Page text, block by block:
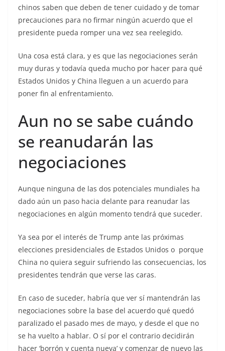
chinos saben que deben de tener cuidado y de tomar
precauciones para no firmar ningún acuerdo que el
presidente pueda romper una vez sea reelegido.
Una cosa está clara, y es que las negociaciones serán
muy duras y todavía queda mucho por hacer para qué
Estados Unidos y China lleguen a un acuerdo para
poner fin al enfrentamiento.
Aun no se sabe cuándo
se reanudarán las
negociaciones
Aunque ninguna de las dos potenciales mundiales ha
dado aún un paso hacia delante para reanudar las
negociaciones en algún momento tendrá que suceder.
Ya sea por el interés de Trump ante las próximas
elecciones presidenciales de Estados Unidos o porque
China no quiera seguir sufriendo las consecuencias, los
presidentes tendrán que verse las caras.
En caso de suceder, habría que ver sí mantendrán las
negociaciones sobre la base del acuerdo qué quedó
paralizado el pasado mes de mayo, y desde el que no
se ha vuelto a hablar. O sí por el contrario decidirán
hacer ‘borrón y cuenta nueva’ y comenzar de nuevo las